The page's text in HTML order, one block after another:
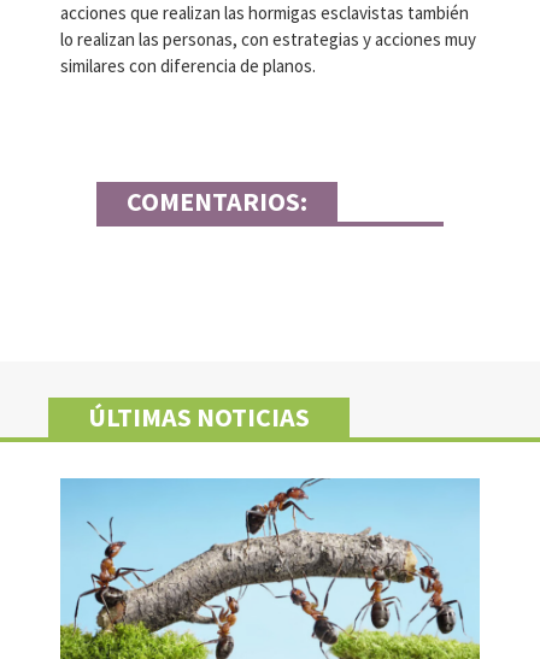
acciones que realizan las hormigas esclavistas también
lo realizan las personas, con estrategias y acciones muy
similares con diferencia de planos.
COMENTARIOS:
ÚLTIMAS NOTICIAS